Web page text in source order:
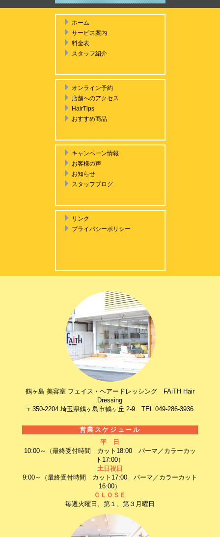
ホーム
サービス案内
料金表
スタッフ紹介
オンライン予約
店舗へのアクセス
HairTips
おすすめ商品
キャンペーン情報
お客様の声
お知らせ
スタッフブログ
リンク
プライバシーポリシー
鶴ヶ島 美容室 フェイス・ヘアードレッシング FAiTH Hair
Dressing
〒350-2204 埼玉県鶴ヶ島市鶴ヶ丘 2-9 TEL:049-286-3936
営業スケジュール
平 日
10:00～（最終受付時間 カット18:00 パーマ／カラーカッ
ト17:00）
土日祝日
9:00～（最終受付時間 カット17:00 パーマ／カラーカット
16:00）
ＣＬＯＳＥ
毎週火曜日、第１、第３月曜日